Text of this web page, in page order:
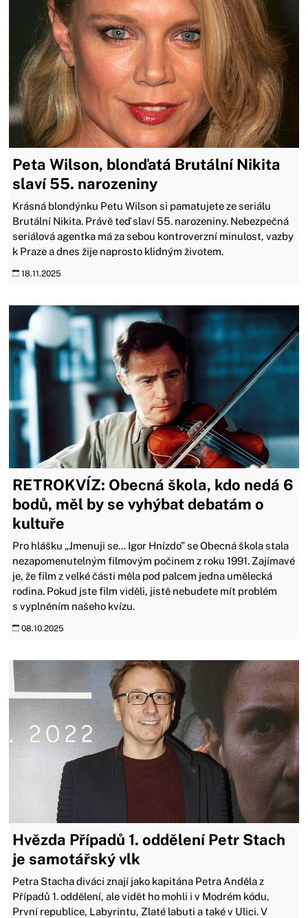
Peta Wilson, blonďatá Brutální Nikita
slaví 55. narozeniny
Krásná blondýnku Petu Wilson si pamatujete ze seriálu
Brutální Nikita. Právě teď slaví 55. narozeniny. Nebezpečná
seriálová agentka má za sebou kontroverzní minulost, vazby
k Praze a dnes žije naprosto klidným životem.
18.11.2025
RETROKVÍZ: Obecná škola, kdo nedá 6
bodů, měl by se vyhýbat debatám o
kultuře
Pro hlášku „Jmenuji se... Igor Hnízdo” se Obecná škola stala
nezapomenutelným filmovým počinem z roku 1991. Zajímavé
je, že film z velké části měla pod palcem jedna umělecká
rodina. Pokud jste film viděli, jistě nebudete mít problém
s vyplněním našeho kvízu.
08.10.2025
Hvězda Případů 1. oddělení Petr Stach
je samotářský vlk
Petra Stacha diváci znají jako kapitána Petra Anděla z
Případů 1. oddělení, ale vidět ho mohli i v Modrém kódu,
První republice, Labyrintu, Zlaté labuti a také v Ulici. V